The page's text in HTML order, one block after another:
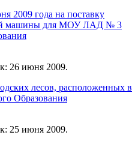
2009 года на поставку
мaшины для МОУ ЛАД № 3
26 июня 2009.
лесов, расположенных в
Образования
25 июня 2009.